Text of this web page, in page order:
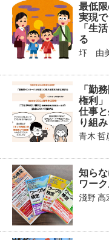
最低
実現
「生
る
圷 由
「勤
権利」
仕事
り組み
青木 哲
知ら
ワー
淺野 高